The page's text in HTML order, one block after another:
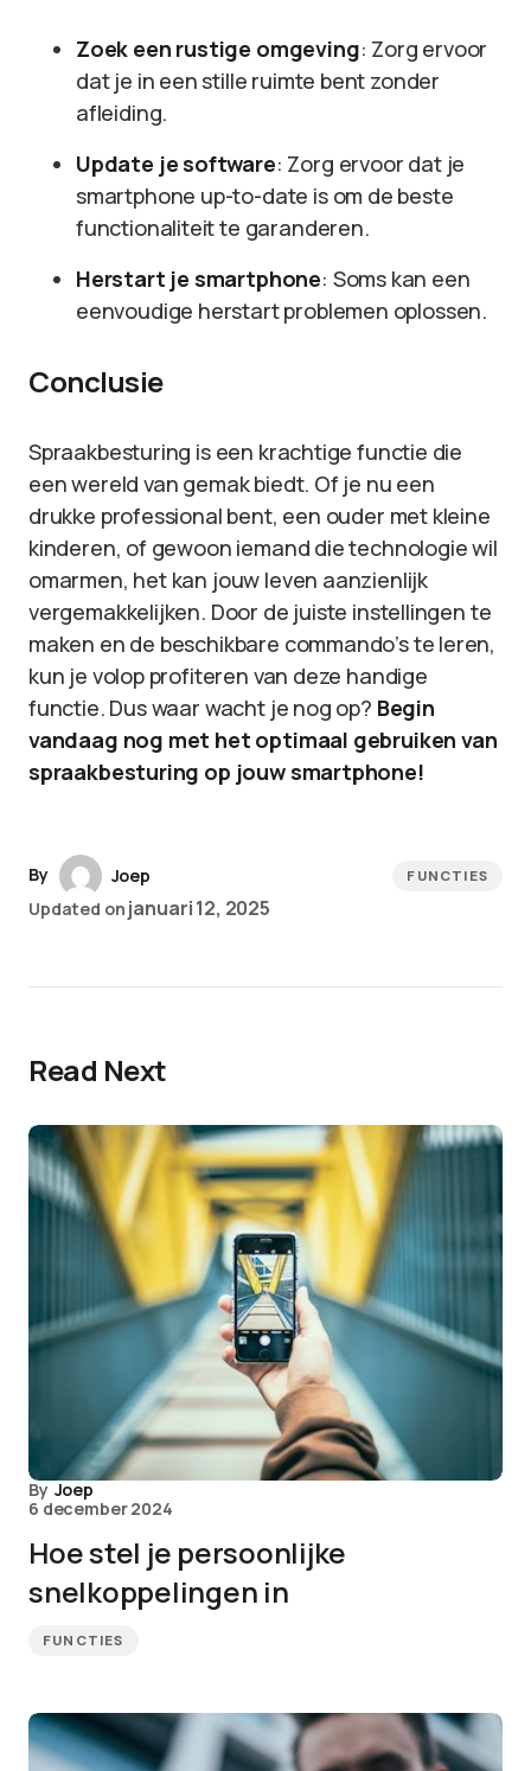
Zoek een rustige omgeving: Zorg ervoor
dat je in een stille ruimte bent zonder
afleiding.
Update je software: Zorg ervoor dat je
smartphone up-to-date is om de beste
functionaliteit te garanderen.
Herstart je smartphone: Soms kan een
eenvoudige herstart problemen oplossen.
Conclusie
Spraakbesturing is een krachtige functie die
een wereld van gemak biedt. Of je nu een
drukke professional bent, een ouder met kleine
kinderen, of gewoon iemand die technologie wil
omarmen, het kan jouw leven aanzienlijk
vergemakkelijken. Door de juiste instellingen te
maken en de beschikbare commando’s te leren,
kun je volop profiteren van deze handige
functie. Dus waar wacht je nog op? Begin
vandaag nog met het optimaal gebruiken van
spraakbesturing op jouw smartphone!
By
Joep
Updated on januari 12, 2025
FUNCTIES
Read Next
By Joep
6 december 2024
Hoe stel je persoonlijke
snelkoppelingen in
FUNCTIES